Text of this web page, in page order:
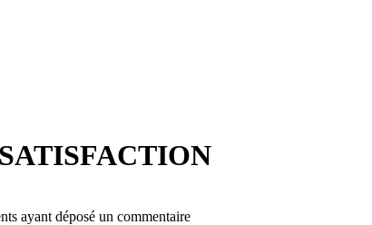
SATISFACTION
ayant déposé un commentaire